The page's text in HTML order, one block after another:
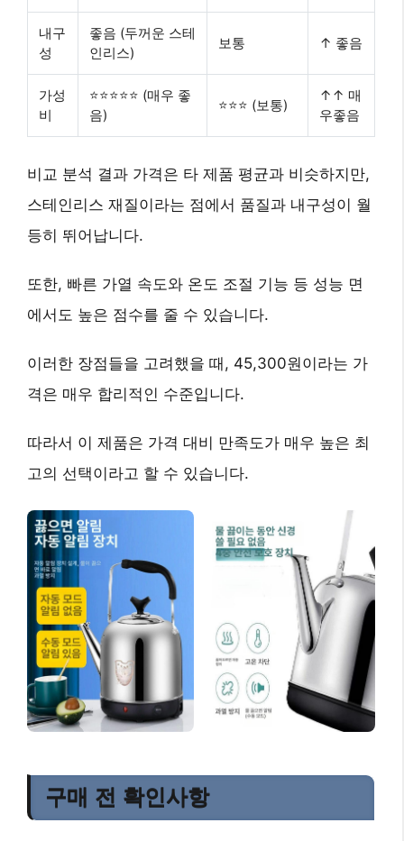
내구
성
좋음 (두꺼운 스테
인리스)
보통 ↑ 좋음
가성
비
⭐⭐⭐⭐⭐ (매우 좋
음)
⭐⭐⭐ (보통)
↑↑ 매
우좋음
비교 분석 결과 가격은 타 제품 평균과 비슷하지만,
스테인리스 재질이라는 점에서 품질과 내구성이 월
등히 뛰어납니다.
또한, 빠른 가열 속도와 온도 조절 기능 등 성능 면
에서도 높은 점수를 줄 수 있습니다.
이러한 장점들을 고려했을 때, 45,300원이라는 가
격은 매우 합리적인 수준입니다.
따라서 이 제품은 가격 대비 만족도가 매우 높은 최
고의 선택이라고 할 수 있습니다.
구매 전 확인사항